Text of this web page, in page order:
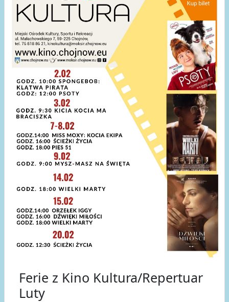
Ferie z Kino Kultura/Repertuar
Luty